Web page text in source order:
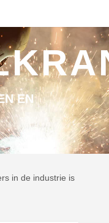
EN
in de industrie is